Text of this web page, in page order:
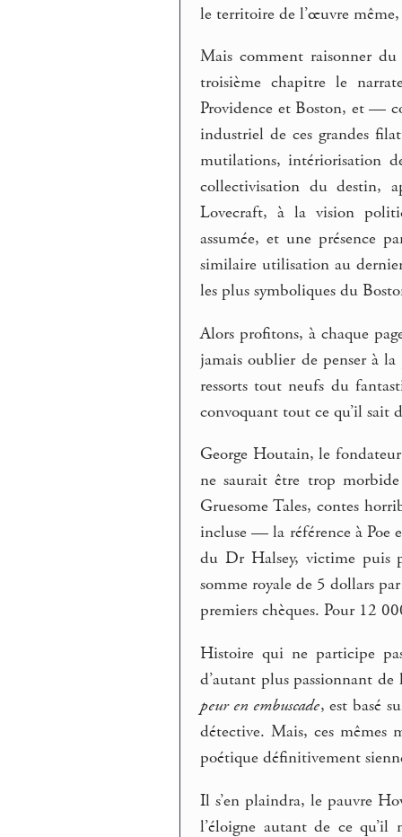
le territoire de l’œuvre
Mais comment raisonner
troisième chapitre le
Providence et Boston, et —
industriel de ces grandes
mutilations, intériorisation
collectivisation du destin,
Lovecraft, à la vision
assumée, et une présence
similaire utilisation au
les plus symboliques du
Alors profitons, à chaque
jamais oublier de penser à
ressorts tout neufs du
convoquant tout ce qu’il sait
George Houtain, le
ne saurait être trop
Gruesome Tales, contes
incluse — la référence à Poe
du Dr Halsey, victime puis
somme royale de 5 dollars
premiers chèques. Pour 12
Histoire qui ne participe
d’autant plus passionnant
peur en embuscade, est basé
détective. Mais, ces mêmes
poétique définitivement
Il s’en plaindra, le pauvre
l’éloigne autant de ce